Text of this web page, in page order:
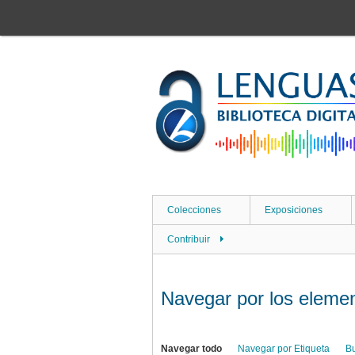
contenido
Colecciones Exposiciones
Contribuir
Navegar por los
Navegar todo Navegar por Etiqueta